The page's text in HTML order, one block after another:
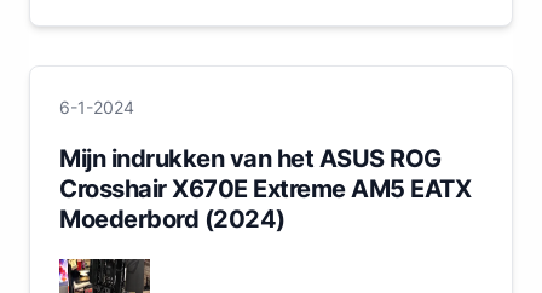
6-1-2024
Mijn indrukken van het ASUS ROG
Crosshair X670E Extreme AM5 EATX
Moederbord (2024)